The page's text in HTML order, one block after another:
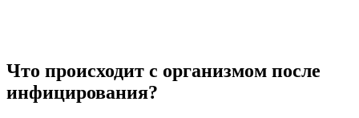
Что происходит с организмом после
инфицирования?